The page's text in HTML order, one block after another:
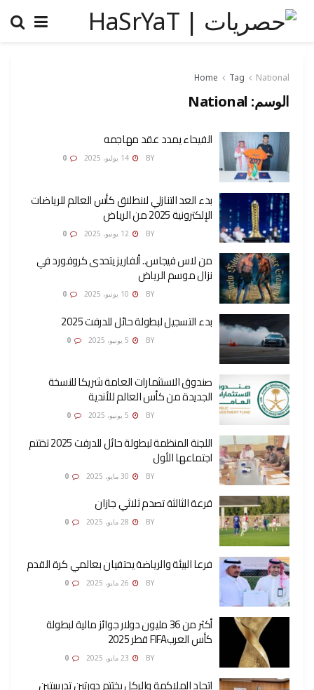
Home Tag National
الوسم: National
الفيحاء يمدد عقد مهاجمه
BY
بدء العد التنازلي لانطلاق كأس العالم للرياضات
الإلكترونية 2025 من الرياض
BY
من لاس فيجاس.. ألفاريز يتحدى كروفورد في
نزال موسم الرياض
BY
بدء التسجيل لبطولة حائل للدرفت 2025
BY
صندوق الاستثمارات العامة شريكا للنسخة
الجديدة من كأس العالم للأندية
BY
اللجنة المنظمة لبطولة حائل للدرفت 2025 تختتم
اجتماعها الأول
BY
قرعة الثالثة تصدم ثلاثي جازان
BY
فرعا البيئة والرياضة يحتفيان بعالمي كرة القدم
BY
أكثر من 36 مليون دولار جوائز مالية لبطولة
كأس العربFIFA قطر 2025
BY
اتحاد الملاكمة والركل يختتم دورتين تدريبيتين